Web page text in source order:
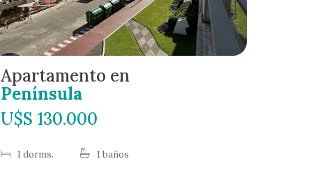
Apartamento en
Península
U$S 130.000
1 dorms. 1 baños